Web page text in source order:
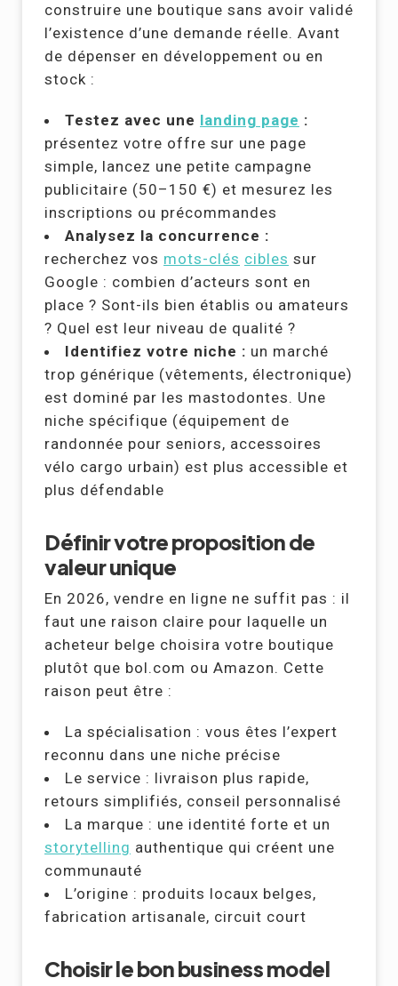
construire une boutique sans avoir validé
l’existence d’une demande réelle. Avant
de dépenser en développement ou en
stock :
Testez avec une landing page :
présentez votre offre sur une page
simple, lancez une petite campagne
publicitaire (50–150 €) et mesurez les
inscriptions ou précommandes
Analysez la concurrence :
recherchez vos mots-clés cibles sur
Google : combien d’acteurs sont en
place ? Sont-ils bien établis ou amateurs
? Quel est leur niveau de qualité ?
Identifiez votre niche : un marché
trop générique (vêtements, électronique)
est dominé par les mastodontes. Une
niche spécifique (équipement de
randonnée pour seniors, accessoires
vélo cargo urbain) est plus accessible et
plus défendable
Définir votre proposition de
valeur unique
En 2026, vendre en ligne ne suffit pas : il
faut une raison claire pour laquelle un
acheteur belge choisira votre boutique
plutôt que bol.com ou Amazon. Cette
raison peut être :
La spécialisation : vous êtes l’expert
reconnu dans une niche précise
Le service : livraison plus rapide,
retours simplifiés, conseil personnalisé
La marque : une identité forte et un
storytelling authentique qui créent une
communauté
L’origine : produits locaux belges,
fabrication artisanale, circuit court
Choisir le bon business model